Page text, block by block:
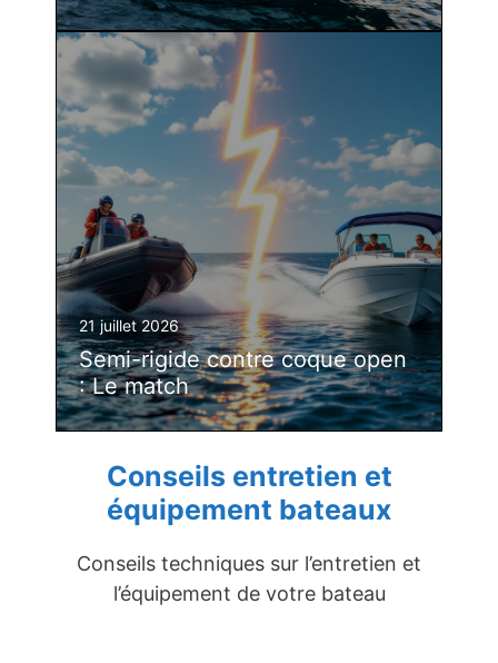
21 juillet 2026
Semi-rigide contre coque open
: Le match
Conseils entretien et
équipement bateaux
Conseils techniques sur l’entretien et
l’équipement de votre bateau